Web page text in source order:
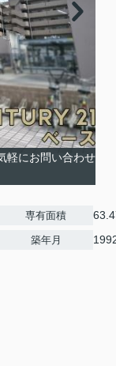
軽にお問い合わせ
専有面積
築年月